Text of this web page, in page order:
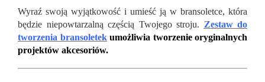
Wyraź swoją wyjątkowość i umieść ją w bransoletce, która
będzie niepowtarzalną częścią Twojego stroju. Zestaw do
tworzenia bransoletekumożliwia tworzenie oryginalnych
projektów akcesoriów.